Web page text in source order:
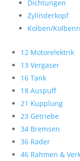
Dichtungen
Zylinderkopf
Kolben/
12 Motorelektrik
13 Vergaser
16 Tank
18 Auspuff
21 Kupplung
23 Getriebe
34 Bremsen
36 Räder
46 Rahmen &